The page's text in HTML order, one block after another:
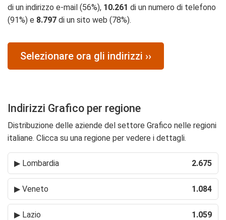
di un indirizzo e-mail (56%), 10.261 di un numero di telefono
(91%) e 8.797 di un sito web (78%).
Selezionare ora gli indirizzi ››
Indirizzi Grafico per regione
Distribuzione delle aziende del settore Grafico nelle regioni
italiane. Clicca su una regione per vedere i dettagli.
▶ Lombardia 2.675
▶ Veneto 1.084
▶ Lazio 1.059